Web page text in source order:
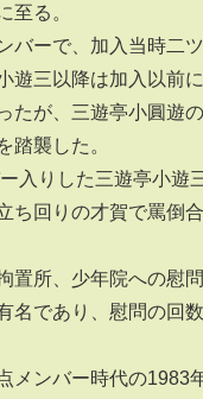
至る。
バーで、加入当時二
遊三以降は加入以前に
たが、三遊亭小圓遊
踏襲した。
入りした三遊亭小遊
ち回りの才賀で罵倒
置所、少年院への慰
名であり、慰問の回
メンバー時代の1983